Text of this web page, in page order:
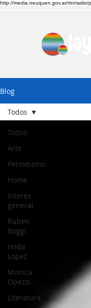
http://media.neuquen.gov.ar/rtn/radio/
Blog
Todos
Arte
Periodismo
Home
Interes
general
Ruben
Boggi
Hilda
Lopez
Monica
Opezzi
Literatura
Todos